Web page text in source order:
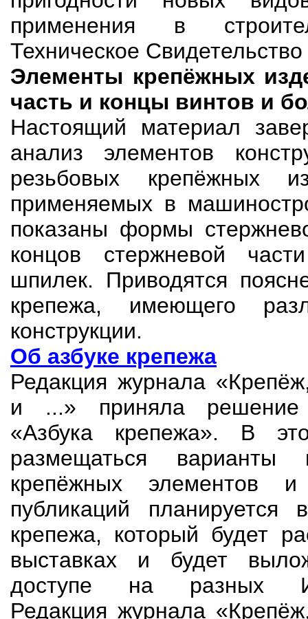
применения в
Техническое
Элементы крепёжных
часть и концы винтов и
Настоящий материал
анализ элементов
резьбовых крепёжных
применяемых в
показаны формы
концов стержневой
шпилек. Приводятся
крепежа, имеющего
конструкции.
Об азбуке крепежа
Редакция журнала
и ...» приняла решение
«Азбука крепежа». В
размещаться варианты
крепёжных элементов
публикаций планируется
крепежа, который будет
выставках и будет
доступе на разных
Редакция журнала